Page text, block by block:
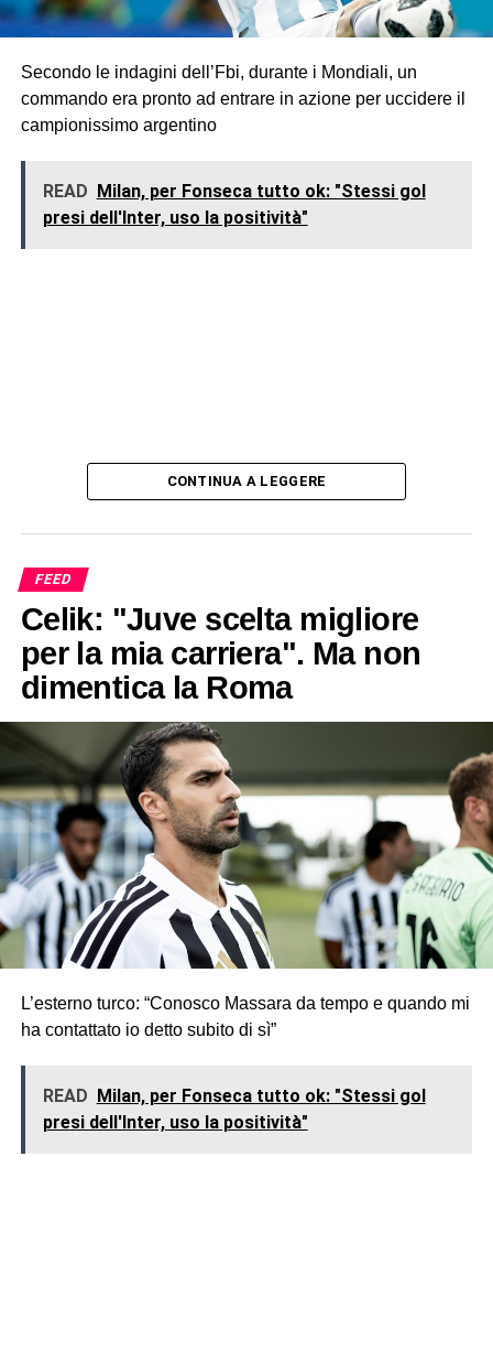
Secondo le indagini dell’Fbi, durante i Mondiali, un
commando era pronto ad entrare in azione per uccidere il
campionissimo argentino
READ Milan, per Fonseca tutto ok: "Stessi gol
presi dell'Inter, uso la positività"
CONTINUA A LEGGERE
FEED
Celik: "Juve scelta migliore
per la mia carriera". Ma non
dimentica la Roma
L’esterno turco: “Conosco Massara da tempo e quando mi
ha contattato io detto subito di sì”
READ Milan, per Fonseca tutto ok: "Stessi gol
presi dell'Inter, uso la positività"